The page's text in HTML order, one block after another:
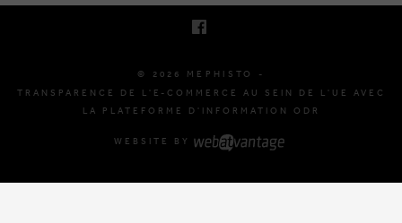
© 2026 MEPHISTO -
TRANSPARENCE DE L'E-COMMERCE AU SEIN DE L'UE AVEC
LA PLATEFORME D'INFORMATION ODR
WEBSITE BY